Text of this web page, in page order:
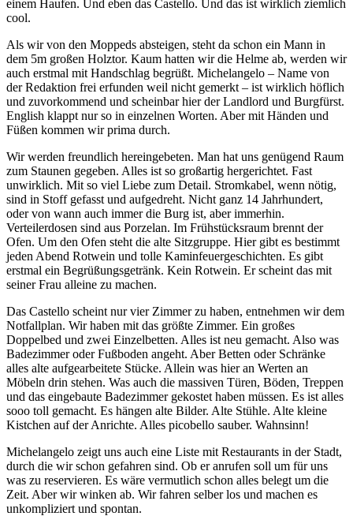
einem Haufen. Und eben das Castello. Und das ist wirklich ziemlich
cool.
Als wir von den Moppeds absteigen, steht da schon ein Mann in
dem 5m großen Holztor. Kaum hatten wir die Helme ab, werden wir
auch erstmal mit Handschlag begrüßt. Michelangelo – Name von
der Redaktion frei erfunden weil nicht gemerkt – ist wirklich höflich
und zuvorkommend und scheinbar hier der Landlord und Burgfürst.
English klappt nur so in einzelnen Worten. Aber mit Händen und
Füßen kommen wir prima durch.
Wir werden freundlich hereingebeten. Man hat uns genügend Raum
zum Staunen gegeben. Alles ist so großartig hergerichtet. Fast
unwirklich. Mit so viel Liebe zum Detail. Stromkabel, wenn nötig,
sind in Stoff gefasst und aufgedreht. Nicht ganz 14 Jahrhundert,
oder von wann auch immer die Burg ist, aber immerhin.
Verteilerdosen sind aus Porzelan. Im Frühstücksraum brennt der
Ofen. Um den Ofen steht die alte Sitzgruppe. Hier gibt es bestimmt
jeden Abend Rotwein und tolle Kaminfeuergeschichten. Es gibt
erstmal ein Begrüßungsgetränk. Kein Rotwein. Er scheint das mit
seiner Frau alleine zu machen.
Das Castello scheint nur vier Zimmer zu haben, entnehmen wir dem
Notfallplan. Wir haben mit das größte Zimmer. Ein großes
Doppelbed und zwei Einzelbetten. Alles ist neu gemacht. Also was
Badezimmer oder Fußboden angeht. Aber Betten oder Schränke
alles alte aufgearbeitete Stücke. Allein was hier an Werten an
Möbeln drin stehen. Was auch die massiven Türen, Böden, Treppen
und das eingebaute Badezimmer gekostet haben müssen. Es ist alles
sooo toll gemacht. Es hängen alte Bilder. Alte Stühle. Alte kleine
Kistchen auf der Anrichte. Alles picobello sauber. Wahnsinn!
Michelangelo zeigt uns auch eine Liste mit Restaurants in der Stadt,
durch die wir schon gefahren sind. Ob er anrufen soll um für uns
was zu reservieren. Es wäre vermutlich schon alles belegt um die
Zeit. Aber wir winken ab. Wir fahren selber los und machen es
unkompliziert und spontan.